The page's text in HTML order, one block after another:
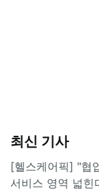
최신 기사
[헬스케어픽] "협
서비스 영역 넓힌